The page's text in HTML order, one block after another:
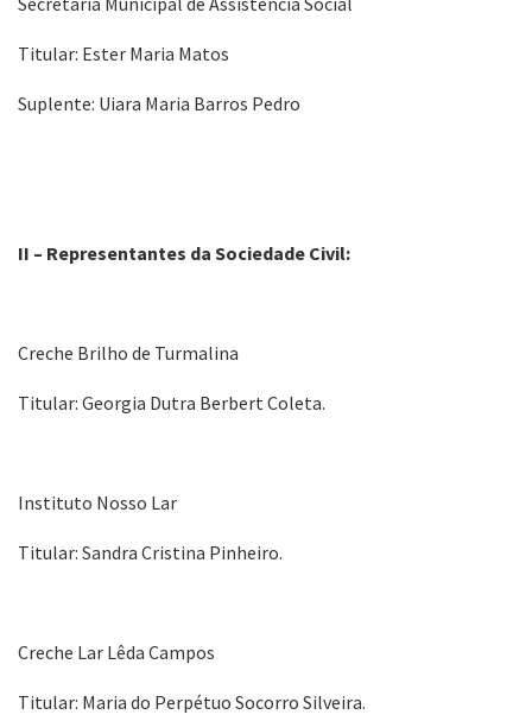
Titular: Ester Maria Matos
Suplente: Uiara Maria Barros Pedro
II – Representantes da Sociedade Civil:
Creche Brilho de Turmalina
Titular: Georgia Dutra Berbert Coleta.
Instituto Nosso Lar
Titular: Sandra Cristina Pinheiro.
Creche Lar Lêda Campos
Titular: Maria do Perpétuo Socorro Silveira.